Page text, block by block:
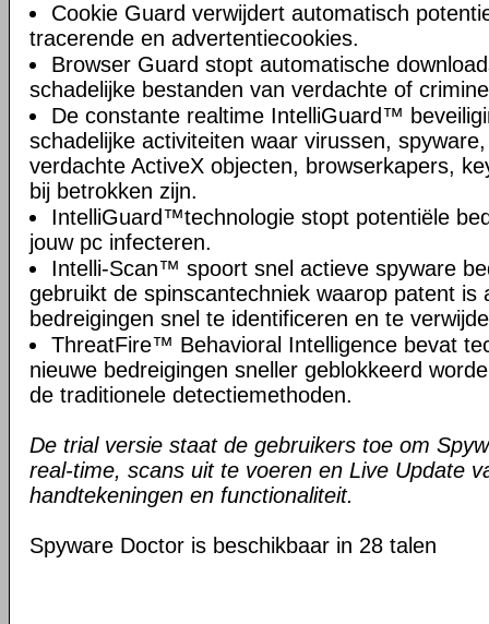
Cookie Guard verwijdert automatisch
tracerende en advertentiecookies.
Browser Guard stopt automatische
schadelijke bestanden van verdachte of
De constante realtime IntelliGuard™
schadelijke activiteiten waar virussen,
verdachte ActiveX objecten, browserkapers,
bij betrokken zijn.
IntelliGuard™technologie stopt potentiële
jouw pc infecteren.
Intelli-Scan™ spoort snel actieve spyware
gebruikt de spinscantechniek waarop patent is
bedreigingen snel te identificeren en te
ThreatFire™ Behavioral Intelligence bevat
nieuwe bedreigingen sneller geblokkeerd
de traditionele detectiemethoden.
De trial versie staat de gebruikers toe om
real-time, scans uit te voeren en Live Update
handtekeningen en functionaliteit.
Spyware Doctor is beschikbaar in 28 talen